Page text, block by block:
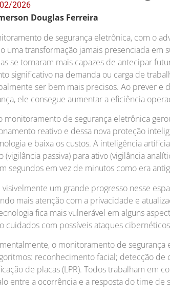
2026
Douglas Ferreira
de segurança eletrônica, com o
uma transformação jamais presenciada em
se tornaram mais capazes de antecipar
significativo na demanda ou carga de
ser bem mais precisos. Ao prever e
ele consegue aumentar a eficiência
monitoramento de segurança eletrônica
reativo e dessa nova proteção
e baixa os custos. A inteligência
(vigilância passiva) para ativo (vigilância
segundos em vez de minutos como era
visivelmente um grande progresso nesse
mais atenção com a privacidade e
fica mais vulnerável em alguns
cuidados com possíveis ataques
o monitoramento de
reconhecimento facial; detecção
de placas (LPR). Todos trabalham em
entre a ocorrência e a resposta do time de